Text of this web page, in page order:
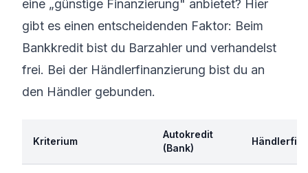
eine „günstige Finanzierung" anbietet? Hier
gibt es einen entscheidenden Faktor: Beim
Bankkredit bist du Barzahler und verhandelst
frei. Bei der Händlerfinanzierung bist du an
den Händler gebunden.
Kriterium
Autokredit
(Bank)